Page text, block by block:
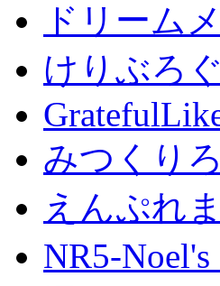
ドリーム
けりぶろぐ
みつくり
えんぷれ
NR5-